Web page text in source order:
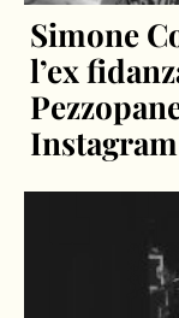
Simone
l’ex
Instagram